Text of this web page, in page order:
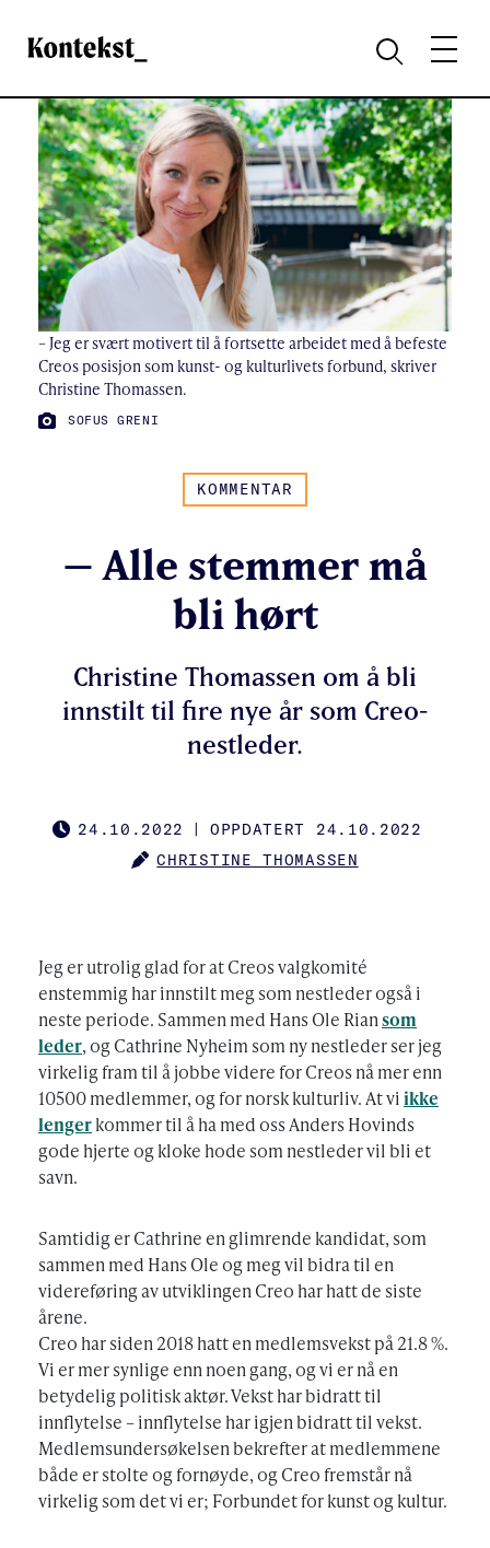
Kontekst
SØKMENY
– Jeg er svært motivert til å fortsette arbeidet med å befeste
Creos posisjon som kunst- og kulturlivets forbund, skriver
Christine Thomassen.
FOTO:
SOFUS GRENI
KOMMENTAR
– Alle stemmer må
bli hørt
Christine Thomassen om å bli
innstilt til fire nye år som Creo-
nestleder.
PUBLISHED
24.10.2022 | OPPDATERT 24.10.2022
AUTHOR
CHRISTINE THOMASSEN
Jeg er utrolig glad for at Creos valgkomité
enstemmig har innstilt meg som nestleder også i
neste periode. Sammen med Hans Ole Riansom
leder, og Cathrine Nyheim som ny nestleder ser jeg
virkelig fram til å jobbe videre for Creos nå mer enn
10500 medlemmer, og for norsk kulturliv. At viikke
lengerkommer til å ha med oss Anders Hovinds
gode hjerte og kloke hode som nestleder vil bli et
savn.
Samtidig er Cathrine en glimrende kandidat, som
sammen med Hans Ole og meg vil bidra til en
videreføring av utviklingen Creo har hatt de siste
årene.
Creo har siden 2018 hatt en medlemsvekst på 21.8 %.
Vi er mer synlige enn noen gang, og vi er nå en
betydelig politisk aktør. Vekst har bidratt til
innflytelse – innflytelse har igjen bidratt til vekst.
Medlemsundersøkelsen bekrefter at medlemmene
både er stolte og fornøyde, og Creo fremstår nå
virkelig som det vi er; Forbundet for kunst og kultur.